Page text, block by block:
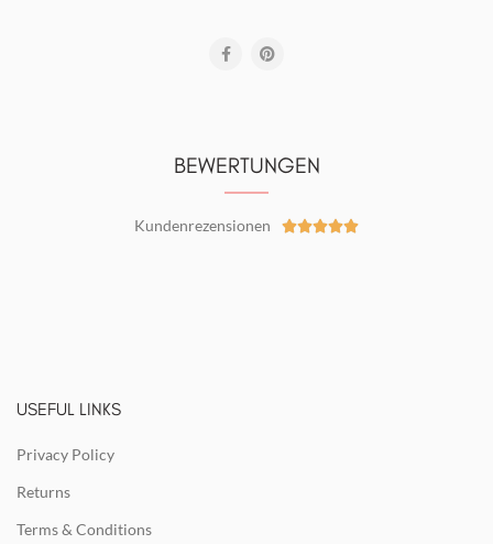
BEWERTUNGEN
Kundenrezensionen 
USEFUL LINKS
Privacy Policy
Returns
Terms & Conditions